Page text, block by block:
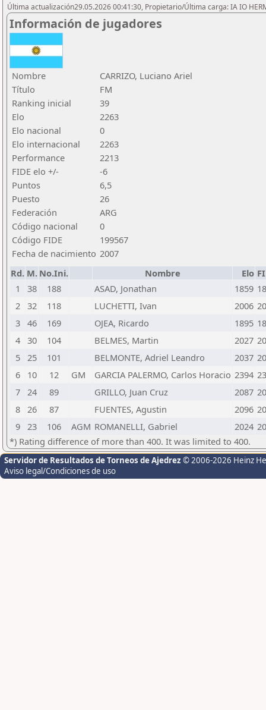
Última actualización29.05.2026 00:41:30, Propietario/Última carga: IA IO
Información de jugadores
Nombre
CARRIZO, Luciano Ariel
Título
FM
Ranking inicial
39
Elo
2263
Elo nacional
0
Elo internacional
2263
Performance
2213
FIDE elo +/-
-6
Puntos
6,5
Puesto
26
Federación
ARG
Código nacional
0
Código FIDE
199567
Fecha de nacimiento 2007
Rd. M. No.Ini. Nombre Elo
1
38 188 ASAD, Jonathan 1859
2 32 118 LUCHETTI, Ivan 2006
3 46 169 OJEA, Ricardo 1895
4 30 104 BELMES, Martin 2027
5 25 101 BELMONTE, Adriel Leandro 2037
6
10 12 GM GARCIA PALERMO, Carlos Horacio 2394
7 24 89 GRILLO, Juan Cruz 2087
8 26 87 FUENTES, Agustin 2096
9 23 106 AGM ROMANELLI, Gabriel 2024
*) Rating difference of more than 400. It was limited to 400.
Servidor de Resultados de Torneos de Ajedrez © 2006-2026 Heinz
Aviso legal/Condiciones de uso